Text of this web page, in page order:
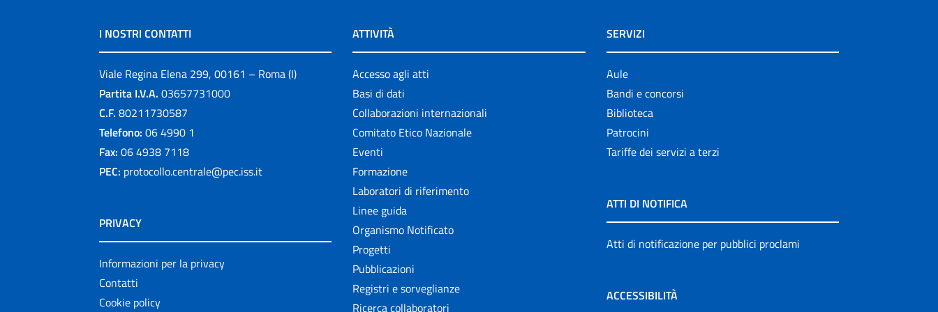
I NOSTRI CONTATTI
Viale Regina Elena 299, 00161 – Roma (I)
Partita I.V.A. 03657731000
C.F. 80211730587
Telefono: 06 4990 1
Fax: 06 4938 7118
PEC: protocollo.centrale@pec.iss.it
PRIVACY
Informazioni per la privacy
Contatti
Cookie policy
ATTIVITÀ
Accesso agli atti
Basi di dati
Collaborazioni internazionali
Comitato Etico Nazionale
Eventi
Formazione
Laboratori di riferimento
Linee guida
Organismo Notificato
Progetti
Pubblicazioni
Registri e sorveglianze
Ricerca collaboratori
SERVIZI
Aule
Bandi e concorsi
Biblioteca
Patrocini
Tariffe dei servizi a terzi
ATTI DI NOTIFICA
Atti di notificazione per pubblici proclami
ACCESSIBILITÀ